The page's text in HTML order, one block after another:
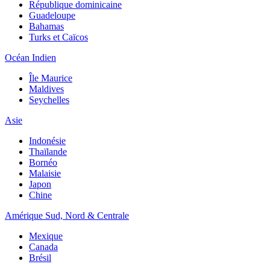
République dominicaine
Guadeloupe
Bahamas
Turks et Caïcos
Océan Indien
Île Maurice
Maldives
Seychelles
Asie
Indonésie
Thaïlande
Bornéo
Malaisie
Japon
Chine
Amérique Sud, Nord & Centrale
Mexique
Canada
Brésil